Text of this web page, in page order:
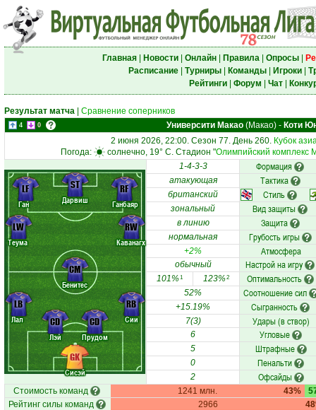
Главная| Новости| Онлайн| Правила| Опросы|
Расписание| Турниры| Команды| Игроки|
Рейтинги| Форум Чат|
Результат матча Сравнение соперников
4 0 Университи Макао(Макао)- Коти
2 июня 2026, 22:00. Сезон 77. День 260. Кубок
Погода:
солнечно, 19° C. Стадион "Олимпийский комплекс
Сисэй
Лал
Лэй
Прудом
Сии
Теума
Бенитес
Каванагх
Ган Дарвиш Ганбаяр
GK
LB
CD
CD
RB
LW
CM
RW
LF ST RF
1-4-3-3 Формация
атакующая Тактика
британский Стиль
зональный Вид защиты
в линию Защита
нормальная Грубость игры
+2% Атмосфера
обычный Настрой на игру
101%1 123%2 Оптимальность
52% Соотношение сил
+15.19% Сыгранность
7(3) Удары (в створ)
6 Угловые
5 Штрафные
0 Пенальти
2 Офсайды
Стоимость команд 1241 млн. 43%
Рейтинг силы команд
2966